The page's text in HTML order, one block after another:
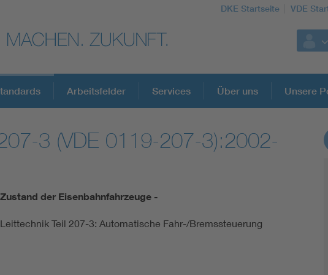
DKE Startseite VDE
DKE Fachinformationen im Kontext der
Arbeitsfelder Services Über uns Unsere
3 (VDE 0119-207-3):2002-
Zustand der Eisenbahnfahrzeuge -
Leittechnik Teil 207-3: Automatische Fahr-/Bremssteuerung